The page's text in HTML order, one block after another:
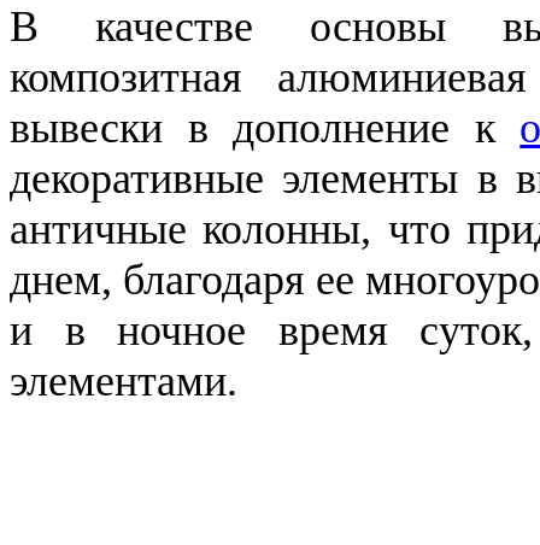
В качестве основы
композитная
вывески в дополнение к
декоративные элементы в
античные колонны, что
днем, благодаря ее
и в ночное время суток,
элементами.